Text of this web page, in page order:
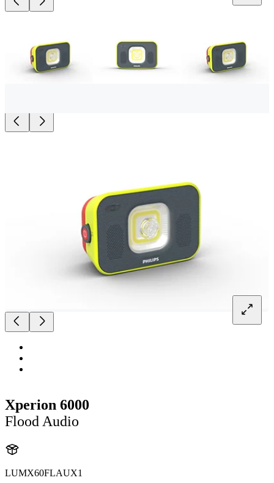
Xperion 6000
Flood Audio
LUMX60FLAUX1